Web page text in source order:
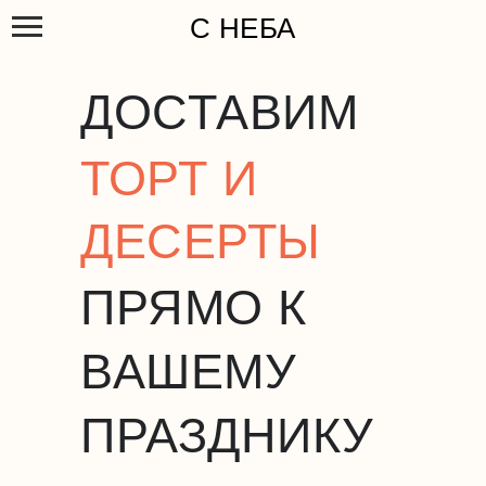
С НЕБА
ДЕСЕРТЫ
ПРЯМО К
ВАШЕМУ
ПРАЗДНИКУ
ТОРТ И
ДОСТАВИМ